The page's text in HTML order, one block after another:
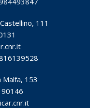
111
Malfa, 153
90146